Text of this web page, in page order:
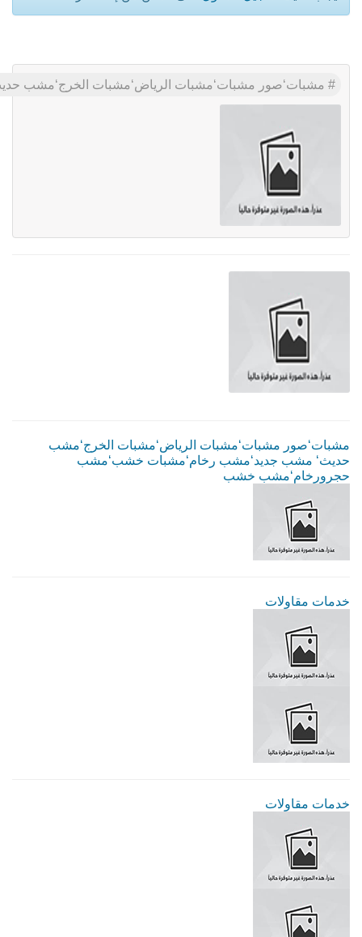
مشبات‘صور مشبات‘مشبات الرياض‘مشبات
مشبات‘صور مشبات‘مشبات الرياض‘مشبات الخرج‘مشب
حديث‘ مشب جديد‘مشب رخام‘مشبات خشب‘مشب
حجرورخام‘مشب خشب
خدمات مقاولات
خدمات مقاولات